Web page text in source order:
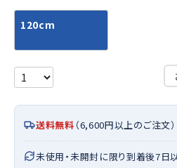
120cm
送料無料 （6,600円以上のご注文）
未使用・未開封に限り到着後7日